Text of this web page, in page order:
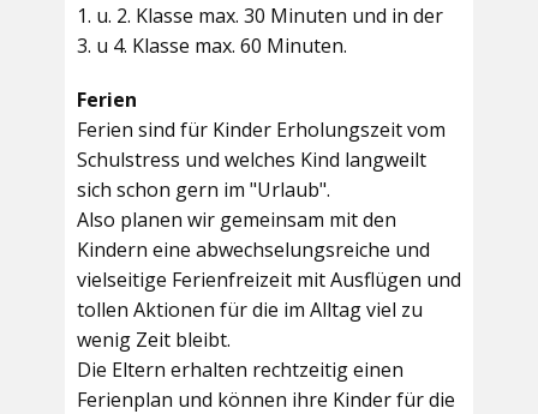
1. u. 2. Klasse max. 30 Minuten und in der
3. u 4. Klasse max. 60 Minuten.
Ferien
Ferien sind für Kinder Erholungszeit vom
Schulstress und welches Kind langweilt
sich schon gern im "Urlaub".
Also planen wir gemeinsam mit den
Kindern eine abwechselungsreiche und
vielseitige Ferienfreizeit mit Ausflügen und
tollen Aktionen für die im Alltag viel zu
wenig Zeit bleibt.
Die Eltern erhalten rechtzeitig einen
Ferienplan und können ihre Kinder für die